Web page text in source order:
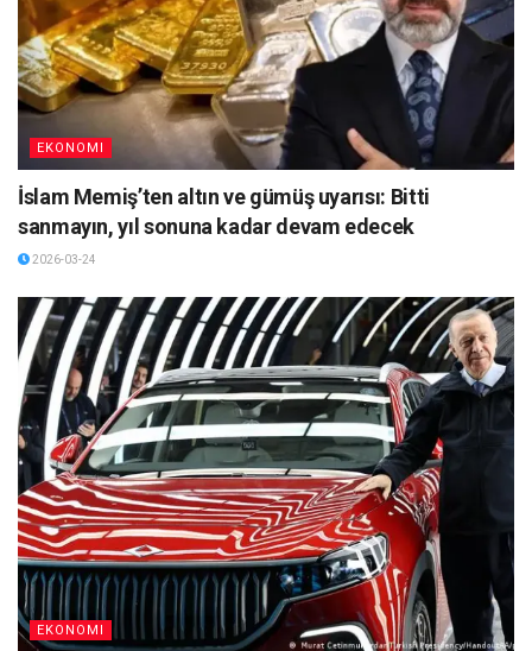
EKONOMI
İslam Memiş’ten altın ve gümüş uyarısı: Bitti
sanmayın, yıl sonuna kadar devam edecek
2026-03-24
EKONOMI